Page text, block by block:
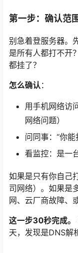
第一步：确认范
别急着登服务器。
是所有人都打不开
都挂了？
怎么确认 ：
用手机网络访
网络问题）
问同事：“你能
看监控：是一
如果是只有你自己
司网络）。如果是
网、云厂商故障、
这一步30秒完成。
天，发现是DNS解